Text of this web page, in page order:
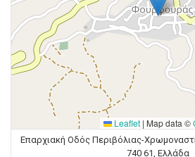
Leaflet | Map data ©
Επαρχιακή Οδός Περιβόλιας-
740 61, Ελλάδα